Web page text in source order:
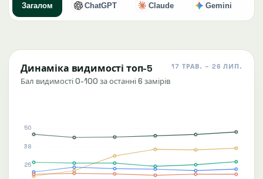
Загалом ChatGPT Claude Gemini
Динаміка видимості топ-5
Бал видимості 0-100 за останні 6 замірів
17 ТРАВ. – 26 ЛИП.
25
38
50